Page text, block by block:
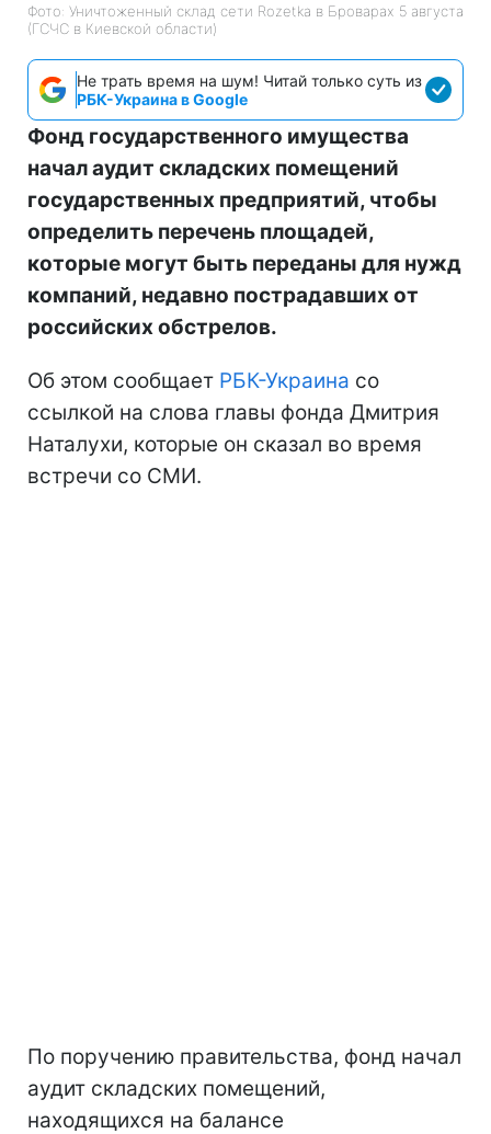
Фото: Уничтоженный склад сети Rozetka в Броварах 5 августа
(ГСЧС в Киевской области)
Не трать время на шум! Читай только суть из
РБК-Украина в Google
Фонд государственного имущества
начал аудит складских помещений
государственных предприятий, чтобы
определить перечень площадей,
которые могут быть переданы для нужд
компаний, недавно пострадавших от
российских обстрелов.
Об этом сообщает РБК-Украина со
ссылкой на слова главы фонда Дмитрия
Наталухи, которые он сказал во время
встречи со СМИ.
По поручению правительства, фонд начал
аудит складских помещений,
находящихся на балансе